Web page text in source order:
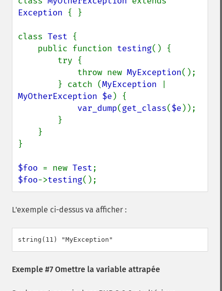
Exception { }
class Test {
    public function
testing() {
            throw new
MyException();
        } catch (
MyException
MyOtherException $e ) {
var_dump(get_class($e ));
}
$foo = new Test
$foo->testing();
L'exemple ci-dessus va afficher :
Exemple #7 Omettre la variable attrapée